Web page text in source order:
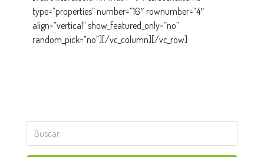
type=”properties” number=”16″ rownumber=”4″
align=”vertical” show_featured_only=”no”
random_pick=”no”][/vc_column][/vc_row]